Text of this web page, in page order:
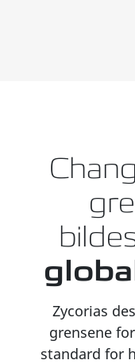
Zycorias
grensene
standard for